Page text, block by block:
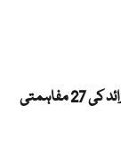
پاکستان اور سعودی عرب کے درمیان2 ارب ڈالر سے زائد کی 27 مفاہمتی